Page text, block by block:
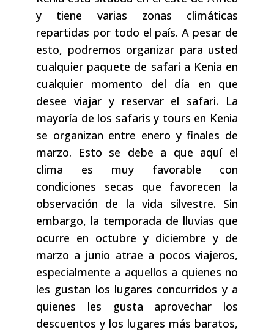
y tiene varias zonas climáticas
repartidas por todo el país. A pesar de
esto, podremos organizar para usted
cualquier paquete de safari a Kenia en
cualquier momento del día en que
desee viajar y reservar el safari. La
mayoría de los safaris y tours en Kenia
se organizan entre enero y finales de
marzo. Esto se debe a que aquí el
clima es muy favorable con
condiciones secas que favorecen la
observación de la vida silvestre. Sin
embargo, la temporada de lluvias que
ocurre en octubre y diciembre y de
marzo a junio atrae a pocos viajeros,
especialmente a aquellos a quienes no
les gustan los lugares concurridos y a
quienes les gusta aprovechar los
descuentos y los lugares más baratos,